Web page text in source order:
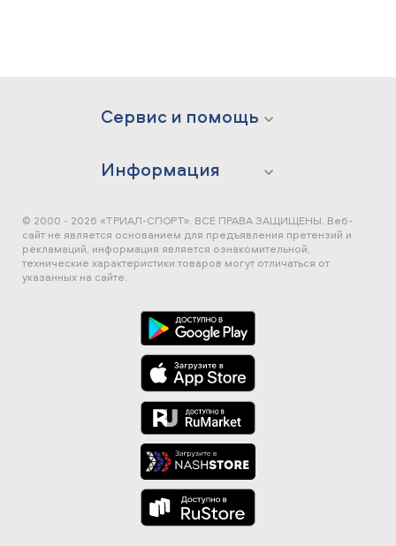
Сервис и помощь
Информация
© 2000 - 2026 «ТРИАЛ-СПОРТ». ВСЕ ПРАВА ЗАЩИЩЕНЫ. Веб-
сайт не является основанием для предъявления претензий и
рекламаций, информация является ознакомительной,
технические характеристики товаров могут отличаться от
указанных на сайте.